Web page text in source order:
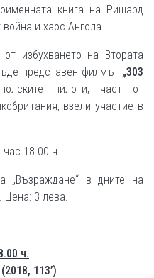
книга на Ришард
и хаос Ангола.
избухването на Втората
представен филмът „303
пилоти, част от
взели участие в
18.00 ч.
в дните на
3 лева.
ч.
113’)